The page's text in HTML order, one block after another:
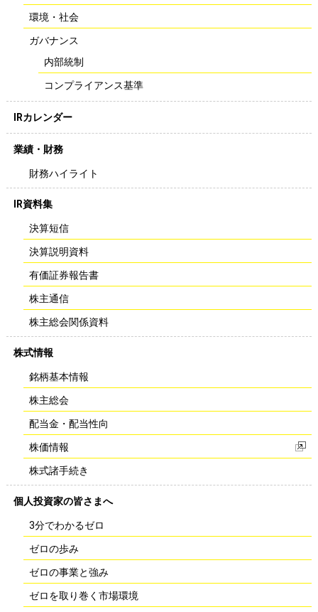
環境・社会
ガバナンス
内部統制
コンプライアンス基準
IRカレンダー
業績・財務
財務ハイライト
IR資料集
決算短信
決算説明資料
有価証券報告書
株主通信
株主総会関係資料
株式情報
銘柄基本情報
株主総会
配当金・配当性向
株価情報
株式諸手続き
個人投資家の皆さまへ
3分でわかるゼロ
ゼロの歩み
ゼロの事業と強み
ゼロを取り巻く市場環境